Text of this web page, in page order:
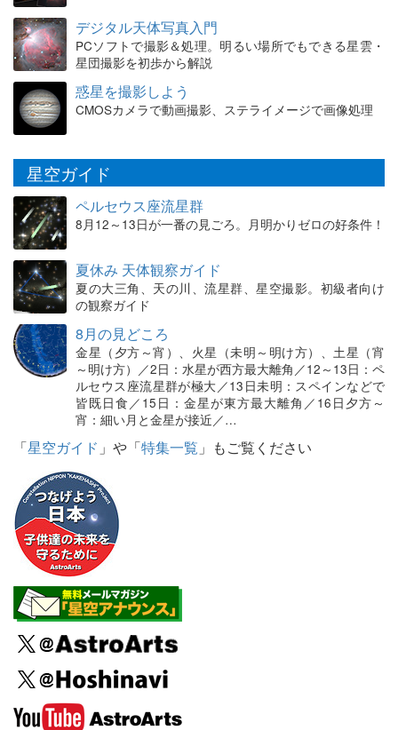
デジタル天体写真入門
PCソフトで撮影＆処理。明るい場所でもできる星雲・
星団撮影を初歩から解説
惑星を撮影しよう
CMOSカメラで動画撮影、ステライメージで画像処理
星空ガイド
ペルセウス座流星群
8月12～13日が一番の見ごろ。月明かりゼロの好条件！
夏休み 天体観察ガイド
夏の大三角、天の川、流星群、星空撮影。初級者向け
の観察ガイド
8月の見どころ
金星（夕方～宵）、火星（未明～明け方）、土星（宵
～明け方）／2日：水星が西方最大離角／12～13日：ペ
ルセウス座流星群が極大／13日未明：スペインなどで
皆既日食／15日：金星が東方最大離角／16日夕方～
宵：細い月と金星が接近／…
「星空ガイド 」や「特集一覧 」もご覧ください